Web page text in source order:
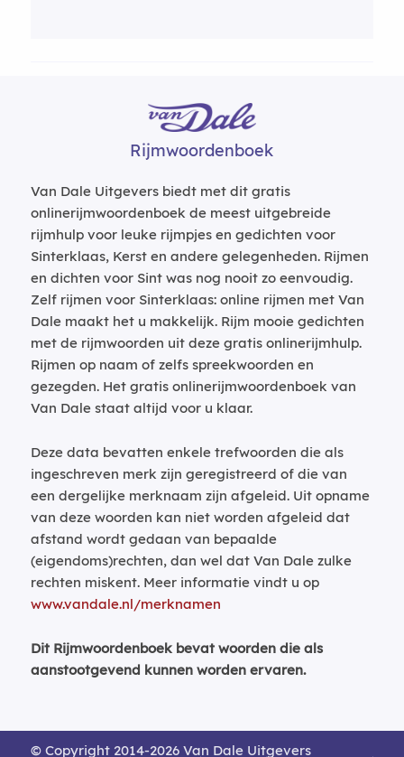
Rijmwoordenboek
Van Dale Uitgevers biedt met dit gratis
onlinerijmwoordenboek de meest uitgebreide
rijmhulp voor leuke rijmpjes en gedichten voor
Sinterklaas, Kerst en andere gelegenheden. Rijmen
en dichten voor Sint was nog nooit zo eenvoudig.
Zelf rijmen voor Sinterklaas: online rijmen met Van
Dale maakt het u makkelijk. Rijm mooie gedichten
met de rijmwoorden uit deze gratis onlinerijmhulp.
Rijmen op naam of zelfs spreekwoorden en
gezegden. Het gratis onlinerijmwoordenboek van
Van Dale staat altijd voor u klaar.
Deze data bevatten enkele trefwoorden die als
ingeschreven merk zijn geregistreerd of die van
een dergelijke merknaam zijn afgeleid. Uit opname
van deze woorden kan niet worden afgeleid dat
afstand wordt gedaan van bepaalde
(eigendoms)rechten, dan wel dat Van Dale zulke
rechten miskent. Meer informatie vindt u op
www.vandale.nl/merknamen
Dit Rijmwoordenboek bevat woorden die als
aanstootgevend kunnen worden ervaren.
© Copyright 2014-2026 Van Dale Uitgevers